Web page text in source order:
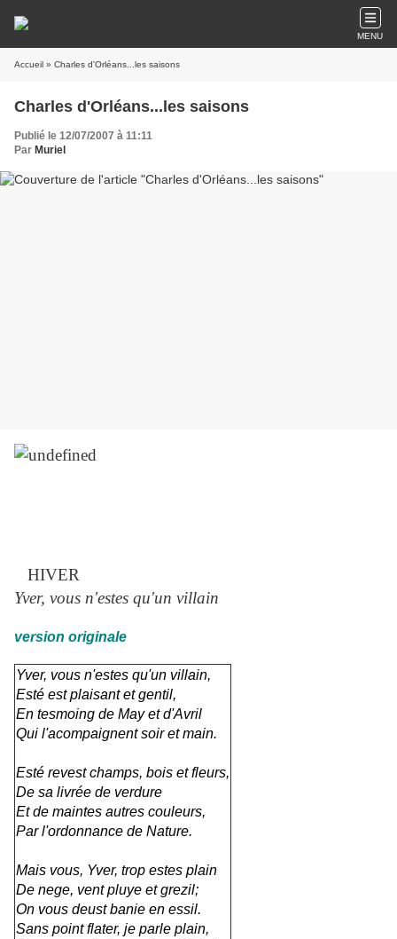
MENU
Accueil » Charles d'Orléans...les saisons
Charles d'Orléans...les saisons
Publié le 12/07/2007 à 11:11
Par Muriel
HIVER
Yver, vous n'estes qu'un villain
version originale
Yver, vous n'estes qu'un villain,
Esté est plaisant et gentil,
En tesmoing de May et d'Avril
Qui l'acompaignent soir et main.
Esté revest champs, bois et fleurs,
De sa livrée de verdure
Et de maintes autres couleurs,
Par l'ordonnance de Nature.
Mais vous, Yver, trop estes plain
De nege, vent pluye et grezil;
On vous deust banie en essil.
Sans point flater, je parle plain,